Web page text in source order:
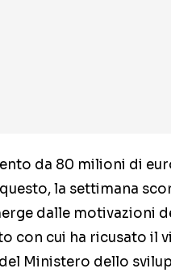
da 80 milioni di
questo, la settimana
dalle motivazioni
con cui ha ricusato il
Ministero dello